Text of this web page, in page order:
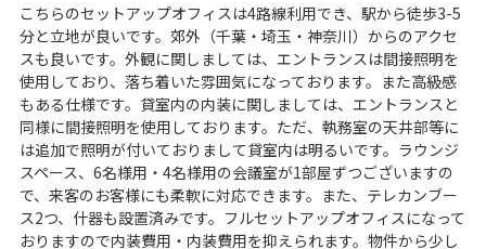
こちらのセットアップオフィスは4路線利用でき、駅から徒歩3-5
分と立地が良いです。郊外（千葉・埼玉・神奈川）からのアクセ
スも良いです。外観に関しましては、エントランスは間接照明を
使用しており、落ち着いた雰囲気になっております。また高級感
もある仕様です。貸室内の内装に関しましては、エントランスと
同様に間接照明を使用しております。ただ、執務室の天井部等に
は追加で照明が付いておりまして貸室内は明るいです。ラウンジ
スペース、6名様用・4名様用の会議室が1部屋ずつございますの
で、来客のお客様にも柔軟に対応できます。また、テレカンブー
ス2つ、什器も設置済みです。フルセットアップオフィスになって
おりますので内装費用・内装費用を抑えられます。物件から少し